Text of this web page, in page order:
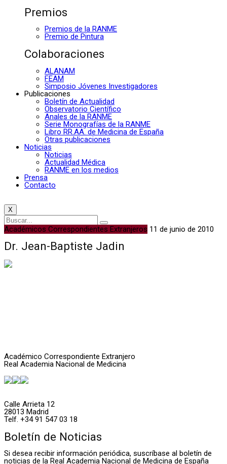
Premios
Premios de la RANME
Premio de Pintura
Colaboraciones
ALANAM
FEAM
Simposio Jóvenes Investigadores
Publicaciones
Boletín de Actualidad
Observatorio Científico
Anales de la RANME
Serie Monografías de la RANME
Libro RR.AA. de Medicina de España
Otras publicaciones
Noticias
Noticias
Actualidad Médica
RANME en los medios
Prensa
Contacto
X
Académicos Correspondientes Extranjeros 11 de junio de 2010
Dr. Jean-Baptiste Jadin
Académico Correspondiente Extranjero
Real Academia Nacional de Medicina
Calle Arrieta 12
28013 Madrid
Telf. +34 91 547 03 18
Boletín de Noticias
Si desea recibir información periódica, suscríbase al boletín de
noticias de la Real Academia Nacional de Medicina de España